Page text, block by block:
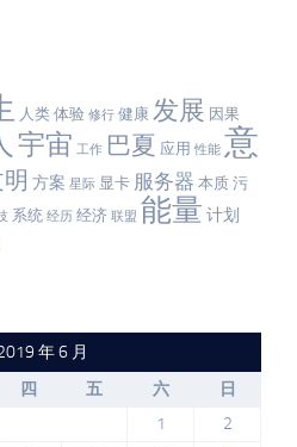
人类 体验 修行 健康 发展 因果
宇宙 工作 巴夏 应用 性能 意
方案 星际 显卡 服务器 本质 污
系统 经历 经济 联盟 能量 计划
年 6 月
四 五 六
日
1
2